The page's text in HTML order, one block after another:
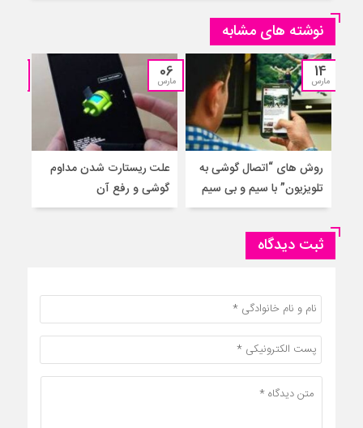
نوشته های مشابه
14
مارس
روش های “اتصال گوشی به
تلویزیون” با سیم و بی سیم
06
مارس
علت ریستارت شدن مداوم
گوشی و رفع آن
ثبت دیدگاه